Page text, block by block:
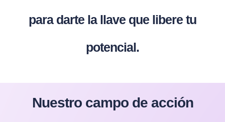
para darte la llave que libere tu
potencial.
Nuestro campo de acción